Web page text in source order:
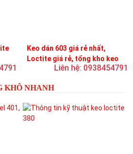
Keo dán 603 giá rẻ nhất,
Loctite giá rẻ, tổng kho keo
Liên hệ: 0938454791
KHÔ NHANH